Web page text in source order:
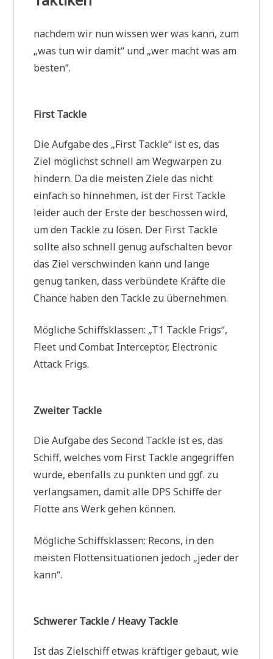
nachdem wir nun wissen wer was kann, zum
„was tun wir damit“ und „wer macht was am
besten“.
First Tackle
Die Aufgabe des „First Tackle“ ist es, das
Ziel möglichst schnell am Wegwarpen zu
hindern. Da die meisten Ziele das nicht
einfach so hinnehmen, ist der First Tackle
leider auch der Erste der beschossen wird,
um den Tackle zu lösen. Der First Tackle
sollte also schnell genug aufschalten bevor
das Ziel verschwinden kann und lange
genug tanken, dass verbündete Kräfte die
Chance haben den Tackle zu übernehmen.
Mögliche Schiffsklassen: „T1 Tackle Frigs“,
Fleet und Combat Interceptor, Electronic
Attack Frigs.
Zweiter Tackle
Die Aufgabe des Second Tackle ist es, das
Schiff, welches vom First Tackle angegriffen
wurde, ebenfalls zu punkten und ggf. zu
verlangsamen, damit alle DPS Schiffe der
Flotte ans Werk gehen können.
Mögliche Schiffsklassen: Recons, in den
meisten Flottensituationen jedoch „jeder der
kann“.
Schwerer Tackle / Heavy Tackle
Ist das Zielschiff etwas kräftiger gebaut, wie